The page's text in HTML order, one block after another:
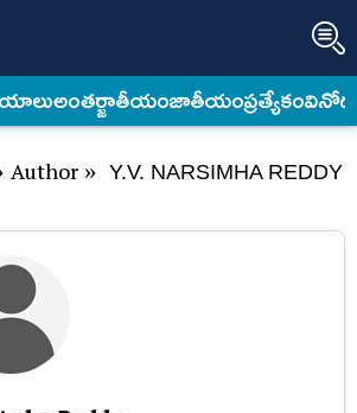
అంత‌ర్జాతీయంజాతీయంప్రత్యేకం
Author» Y.V. NARSIMHA REDDY